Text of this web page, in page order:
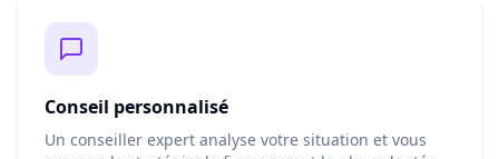
Conseil personnalisé
Un conseiller expert analyse votre situation et vous